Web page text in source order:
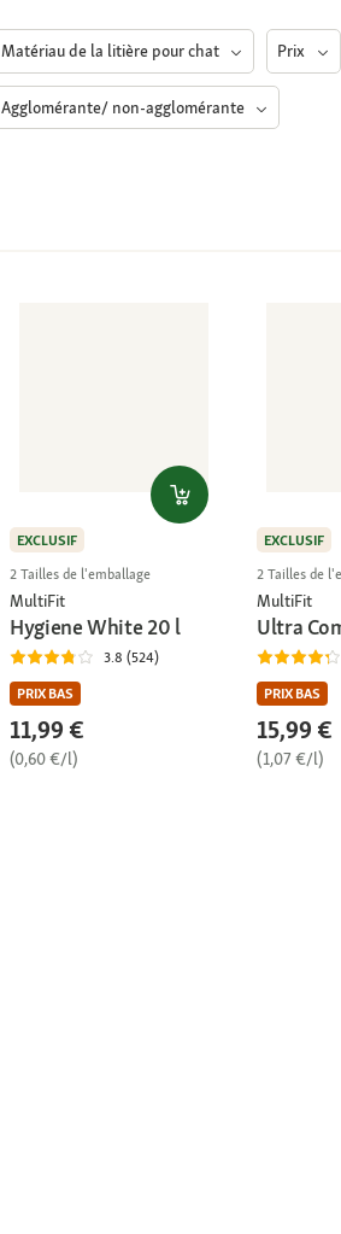
Matériau de la litière pour chat Prix
Agglomérante/ non-agglomérante
EXCLUSIF
2 Tailles de l'emballage
MultiFit
Hygiene White 20 l
3.8 (524)
PRIX BAS
11,99 €
(0,60 €/l)
EXCLUSIF
2 Tailles de
MultiFit
Ultra
PRIX BAS
15,99 €
(1,07 €/l)